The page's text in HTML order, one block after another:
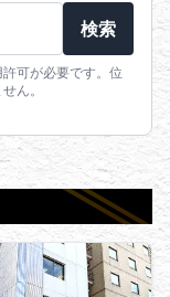
検索
可が必要です。位
ん。